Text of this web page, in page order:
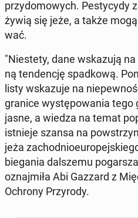
przy­do­mo­wych. Pe­sty­cy­dy
żywią się jeże, a także
wać.
"Nie­ste­ty, dane wska­zu­ją
ną ten­den­cję spad­ko­wą.
listy wska­zu­je na
granice wy­stę­po­wa­nia tego
jasne, a wiedza na temat
ist­nie­je szansa na
jeża
bie­ga­nia dal­sze­mu
oznaj­mi­ła Abi Gazzard z
Ochrony Przy­ro­dy.